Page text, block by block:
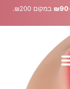
₪90 במקום ₪200.